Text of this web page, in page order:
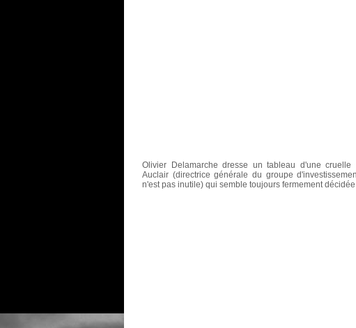
Olivier Delamarche dresse un tableau d'une
Auclair (directrice générale du groupe
n'est pas inutile) qui semble toujours fermement